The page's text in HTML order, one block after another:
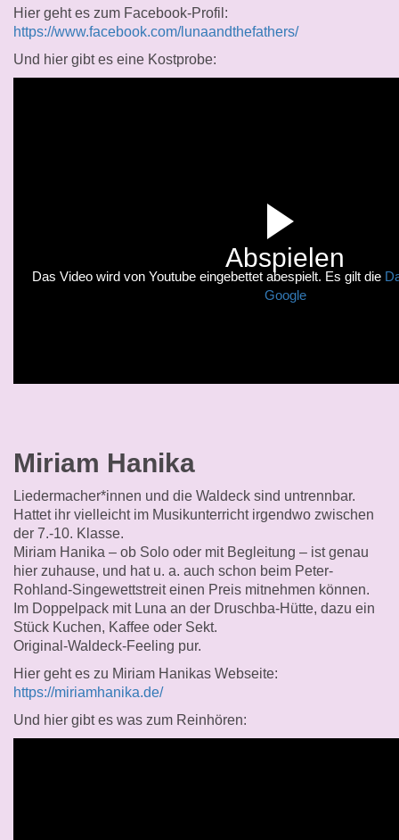
Hier geht es zum Facebook-Profil:
https://www.facebook.com/lunaandthefathers/
Und hier gibt es eine Kostprobe:
Abspielen
Das Video wird von Youtube eingebettet abespielt. Es gilt die
Google
Miriam Hanika
Liedermacher*innen und die Waldeck sind untrennbar.
Hattet ihr vielleicht im Musikunterricht irgendwo zwischen
der 7.-10. Klasse.
Miriam Hanika – ob Solo oder mit Begleitung – ist genau
hier zuhause, und hat u. a. auch schon beim Peter-
Rohland-Singewettstreit einen Preis mitnehmen können.
Im Doppelpack mit Luna an der Druschba-Hütte, dazu ein
Stück Kuchen, Kaffee oder Sekt.
Original-Waldeck-Feeling pur.
Hier geht es zu Miriam Hanikas Webseite:
https://miriamhanika.de/
Und hier gibt es was zum Reinhören: